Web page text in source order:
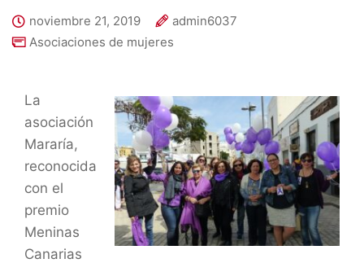
noviembre 21, 2019
admin6037
Asociaciones de mujeres
La
asociación
Mararía,
reconocida
con el
premio
Meninas
Canarias